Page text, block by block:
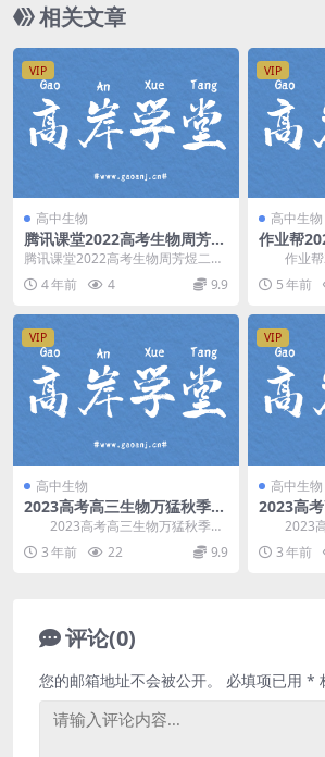
相关文章
VIP
高中生物
腾讯课堂2022高考生物周芳煜
二轮复习模块四：模拟题 百度
网盘分享下载
腾讯课堂2022高考生物周芳煜二轮
复习模块四：模拟题课程，百度网
盘高考生物复习课...
4 年前 4 9.9
VIP
高中生物
作业帮
邓康尧
频）百度
作业帮
邓康尧尖
超清视频
5 年前
VIP
高中生物
2023高考高三生物万猛秋季班
百度网盘分享
2023高考高三生物万猛秋季
班，百度网盘分享高考生物复习课
程11.8G高清视...
3 年前 22 9.9
VIP
高中生物
2023高
（
分享
2023高
班，百度
程7.36G高
3 年前
评论(0)
您的邮箱地址不会被公开。 必填项已用 *